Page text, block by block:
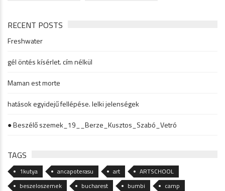
RECENT POSTS
Freshwater
gél öntés kísérlet. cím nélkül
Maman est morte
hatások egyidejű fellépése. lelki jelenségek
● Beszélő szemek_19__Berze_Kusztos_Szabó_Vetró
TAGS
1kutya ancapoterasu art
ARTSCHOOL
beszeloszemek
bucharest bumbi
camp